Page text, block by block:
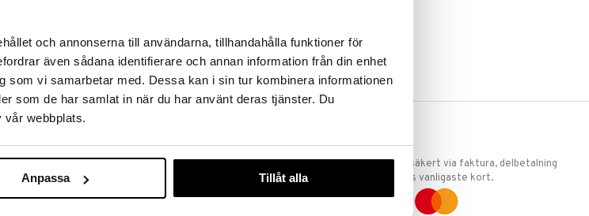
och annonserna till användarna, tillhandahålla funktioner för
även sådana identifierare och annan information från din enhet
som vi samarbetar med. Dessa kan i sin tur kombinera informationen
som de har samlat in när du har använt deras tjänster. Du
vår webbplats.
Anpassa Tillåt alla
i lager)
GODKÄND AV LÄKEMEDELSVERKET
EU-logotypen är symbolen som visar att vi är
godkända av Läkemedelsverket gällande
TRYGGA KÖP
Handla tryggt & säkert via faktura, delbetalning
eller marknadens vanligaste kort.